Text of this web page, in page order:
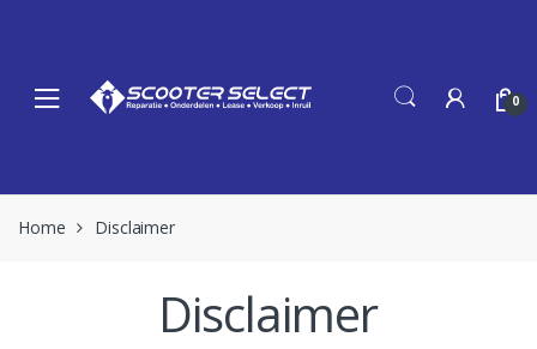
0
Home Disclaimer
Disclaimer